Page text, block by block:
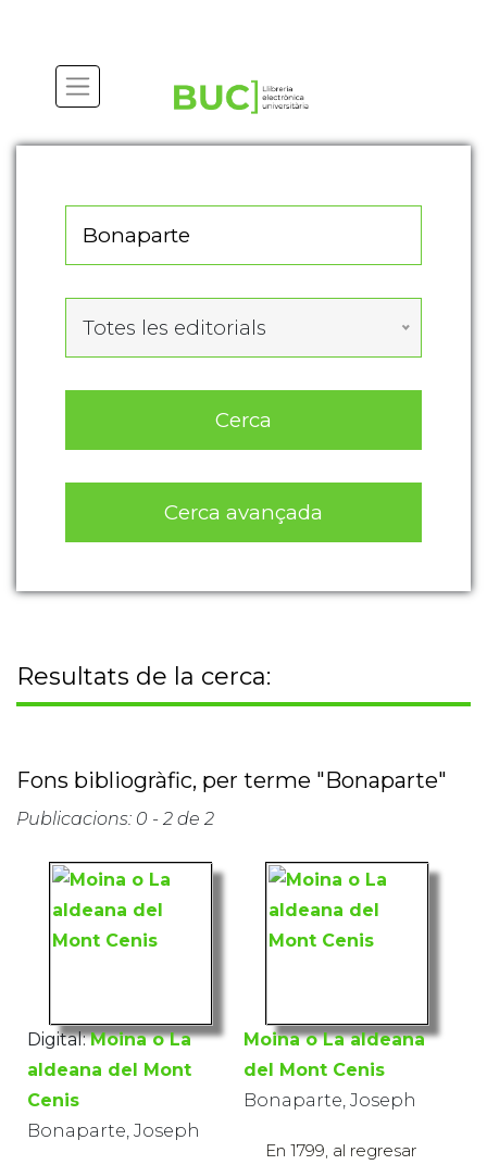
Totes les editorials
Cerca
Cerca avançada
Resultats de la cerca:
Fons bibliogràfic, per terme "Bonaparte"
Publicacions: 0 - 2 de 2
Digital: Moina o La
aldeana del Mont
Cenis
Bonaparte, Joseph
Moina o La aldeana
del Mont Cenis
Bonaparte, Joseph
En 1799, al regresar